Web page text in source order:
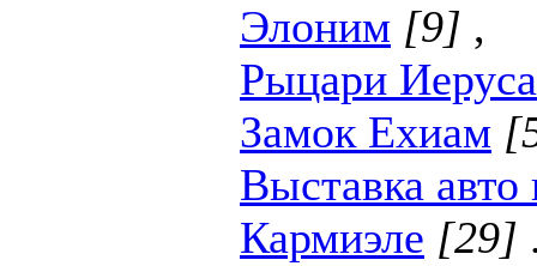
Элоним [9] ,
Рыцари
Замок Ехиам
Выставка авто
Кармиэле [29]